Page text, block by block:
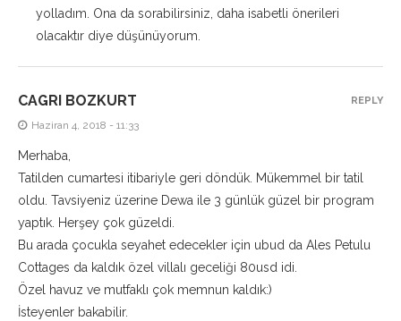
yolladım. Ona da sorabilirsiniz, daha isabetli önerileri
olacaktır diye düşünüyorum.
CAGRI BOZKURT
Haziran 4, 2018 - 11:33
Merhaba,
Tatilden cumartesi itibariyle geri döndük. Mükemmel bir tatil
oldu. Tavsiyeniz üzerine Dewa ile 3 günlük güzel bir program
yaptık. Herşey çok güzeldi.
Bu arada çocukla seyahet edecekler için ubud da Ales Petulu
Cottages da kaldık özel villalı geceliği 80usd idi.
Özel havuz ve mutfaklı çok memnun kaldık:)
İsteyenler bakabilir.
REPLY